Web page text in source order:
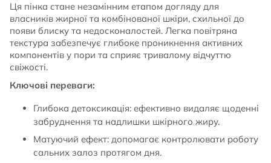
Ця пінка стане незамінним етапом догляду для
власників жирної та комбінованої шкіри, схильної до
появи блиску та недосконалостей. Легка повітряна
текстура забезпечує глибоке проникнення активних
компонентів у пори та сприяє тривалому відчуттю
свіжості.
Ключові переваги:
Глибока детоксикація: ефективно видаляє щоденні
забруднення та надлишки шкірного жиру.
Матуючий ефект: допомагає контролювати роботу
сальних залоз протягом дня.